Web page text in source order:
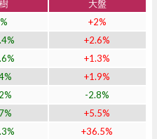
大盤
+2%
+2.6%
+1.3%
+1.9%
-2.8%
+5.5%
+36.5%